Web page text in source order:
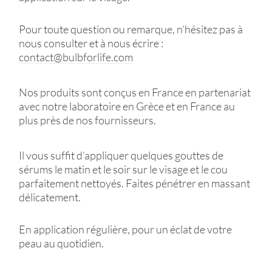
Pour toute question ou remarque, n’hésitez pas à
nous consulter et à nous écrire :
contact@bulbforlife.com
Nos produits sont conçus en France en partenariat
avec notre laboratoire en Grèce et en France au
plus près de nos fournisseurs.
Il vous suffit d’appliquer quelques gouttes de
sérums le matin et le soir sur le visage et le cou
parfaitement nettoyés. Faites pénétrer en massant
délicatement.
En application régulière, pour un éclat de votre
peau au quotidien.